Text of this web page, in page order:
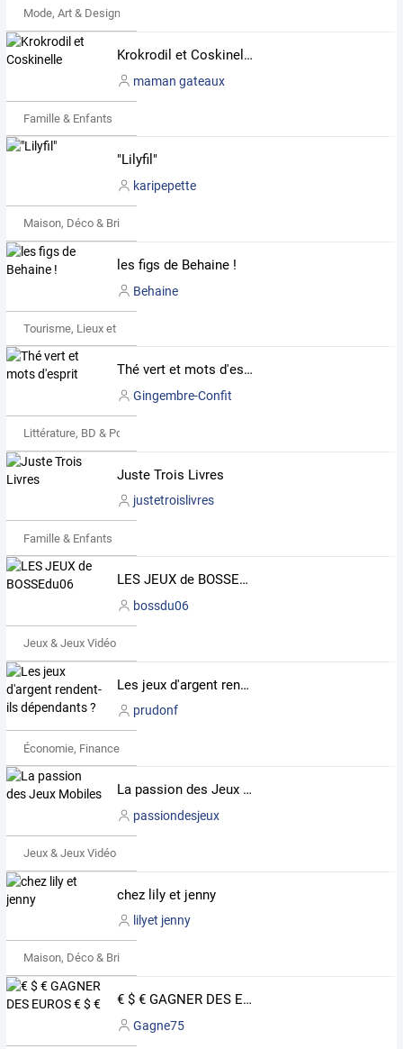
Mode, Art & Design
Krokrodil et Coskinelle
maman gateaux
Famille & Enfants
"Lilyfil"
karipepette
Maison, Déco & Bricolage
les figs de Behaine !
Behaine
Tourisme, Lieux et Événements
Thé vert et mots d'esprit
Gingembre-Confit
Littérature, BD & Poésie
Juste Trois Livres
justetroislivres
Famille & Enfants
LES JEUX de BOSSEdu06
bossdu06
Jeux & Jeux Vidéo
Les jeux d'argent rendent-ils dépendants ?
prudonf
Économie, Finance & Droit
La passion des Jeux Mobiles
passiondesjeux
Jeux & Jeux Vidéo
chez lily et jenny
lilyet jenny
Maison, Déco & Bricolage
€ $ € GAGNER DES EUROS € $ €
Gagne75